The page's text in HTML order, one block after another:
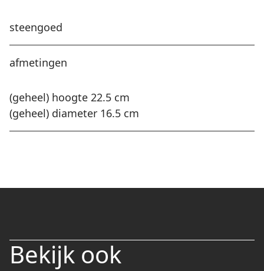
steengoed
afmetingen
(geheel) hoogte 22.5 cm
(geheel) diameter 16.5 cm
Bekijk ook